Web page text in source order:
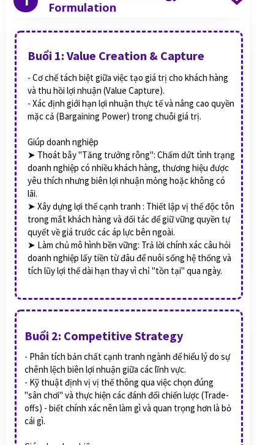
Formulation
- Phân tích bản chất cạnh tranh ngành để hiểu lý do sự
chênh lệch biên lợi nhuận giữa các lĩnh vực.
- Kỹ thuật định vị vị thế thông qua việc chọn đúng
"sân chơi" và thực hiện các đánh đổi chiến lược (Trade-
offs) - biết chính xác nên làm gì và quan trọng hơn là bỏ
cái gì.
Buổi 2: Competitive Strategy
Buổi 1: Value Creation & Capture
- Cơ chế tách biệt giữa việc tạo giá trị cho khách hàng
và thu hồi lợi nhuận (Value Capture).
- Xác định giới hạn lợi nhuận thực tế và nâng cao quyền
mặc cả (Bargaining Power) trong chuỗi giá trị.
Giúp doanh nghiệp
➤ Thoát bẫy "Tăng trưởng rỗng": Chấm dứt tình trạng
doanh nghiệp có nhiều khách hàng, thương hiệu được
yêu thích nhưng biên lợi nhuận mỏng hoặc không có
lãi.
➤ Xây dựng lợi thế cạnh tranh : Thiết lập vị thế độc tôn
trong mắt khách hàng và đối tác để giữ vững quyền tự
quyết về giá trước các áp lực bên ngoài.
➤ Làm chủ mô hình bền vững: Trả lời chính xác câu hỏi
doanh nghiệp lấy tiền từ đâu để nuôi sống hệ thống và
tích lũy lợi thế dài hạn thay vì chỉ "tồn tại" qua ngày.